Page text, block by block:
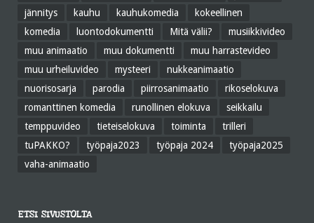
jännitys
kauhu kauhukomedia
kokeellinen
komedia
luontodokumentti Mitä välii?
musiikkivideo
muu animaatio
muu dokumentti
muu harrastevideo
muu urheiluvideo
mysteeri
nukkeanimaatio
nuorisosarja
parodia piirrosanimaatio
rikoselokuva
romanttinen komedia
runollinen elokuva
seikkailu
temppuvideo
tieteiselokuva toiminta
trilleri
tuPAKKO?
työpaja2023 työpaja 2024
työpaja2025
vaha-animaatio
ETSI SIVUSTOLTA